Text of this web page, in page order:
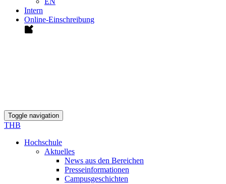
Intern
Online-Einschreibung
Toggle navigation
THB
Hochschule
Aktuelles
News aus den Bereichen
Presseinformationen
Campusgeschichten